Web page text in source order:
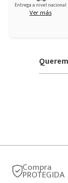
Entrega a nivel nacional
Ver más
Compra
PROTEGIDA